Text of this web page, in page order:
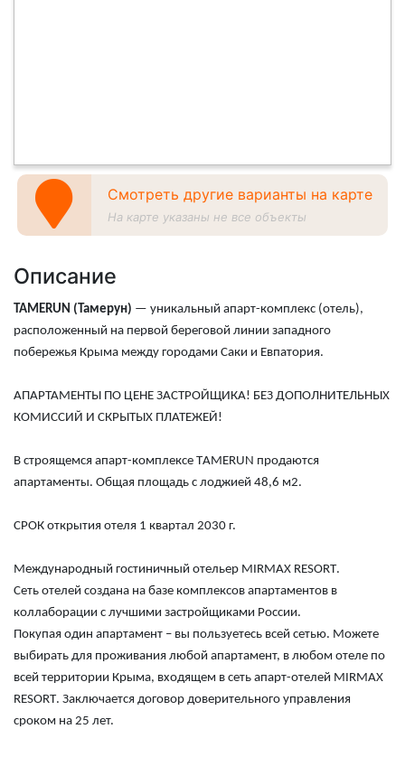
Смотреть другие варианты на карте
На карте указаны не все объекты
Описание
TAMERUN (Тамерун) — уникальный апарт-комплекс (отель),
расположенный на первой береговой линии западного
побережья Крыма между городами Саки и Евпатория.
АПАРТАМЕНТЫ ПО ЦЕНЕ ЗАСТРОЙЩИКА! БЕЗ ДОПОЛНИТЕЛЬНЫХ
КОМИССИЙ И СКРЫТЫХ ПЛАТЕЖЕЙ!
В строящемся апарт-комплексе TAMERUN продаются
апартаменты. Общая площадь с лоджией 48,6 м2.
СРОК открытия отеля 1 квартал 2030 г.
Международный гостиничный отельер MIRMAX RESORT.
Сеть отелей создана на базе комплексов апартаментов в
коллаборации с лучшими застройщиками России.
Покупая один апартамент – вы пользуетесь всей сетью. Можете
выбирать для проживания любой апартамент, в любом отеле по
всей территории Крыма, входящем в сеть апарт-отелей MIRMAX
RESORT. Заключается договор доверительного управления
сроком на 25 лет.